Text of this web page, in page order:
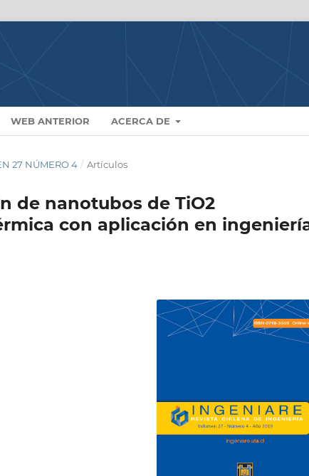
WEB ANTERIOR ACERCA DE
27 NÚMERO 4 / Artículos
de nanotubos de TiO2
con aplicación en